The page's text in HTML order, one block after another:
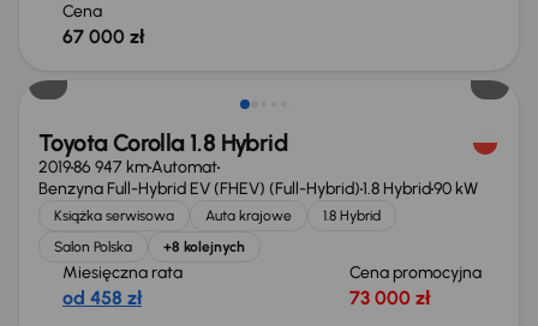
Cena
67 000 zł
Taniej o 1 000 zł
Toyota Corolla 1.8 Hybrid
201986 947 kmAutomat
Benzyna Full-Hybrid EV (FHEV) (Full-Hybrid)1.8 Hybrid90 kW
Książka serwisowa Auta krajowe
1.8 Hybrid
Salon Polska
+8 kolejnych
Miesięczna rata
od 458 zł
Cena promocyjna
73 000 zł